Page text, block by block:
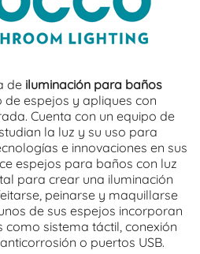
de iluminación para baños
espejos y apliques con
Cuenta con un equipo de
la luz y su uso para
e innovaciones en sus
espejos para baños con luz
para crear una iluminación
peinarse y maquillarse
de sus espejos incorporan
como sistema táctil, conexión
o puertos USB.